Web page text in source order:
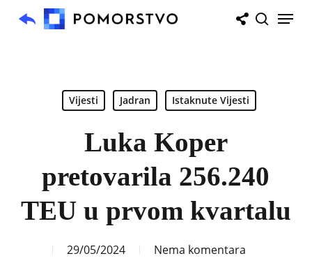
Menu
Vijesti Jadran Istaknute Vijesti
Luka Koper
pretovarila 256.240
TEU u prvom kvartalu
29/05/2024 Nema komentara